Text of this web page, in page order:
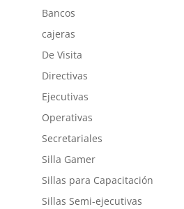
Bancos
cajeras
De Visita
Directivas
Ejecutivas
Operativas
Secretariales
Silla Gamer
Sillas para Capacitación
Sillas Semi-ejecutivas